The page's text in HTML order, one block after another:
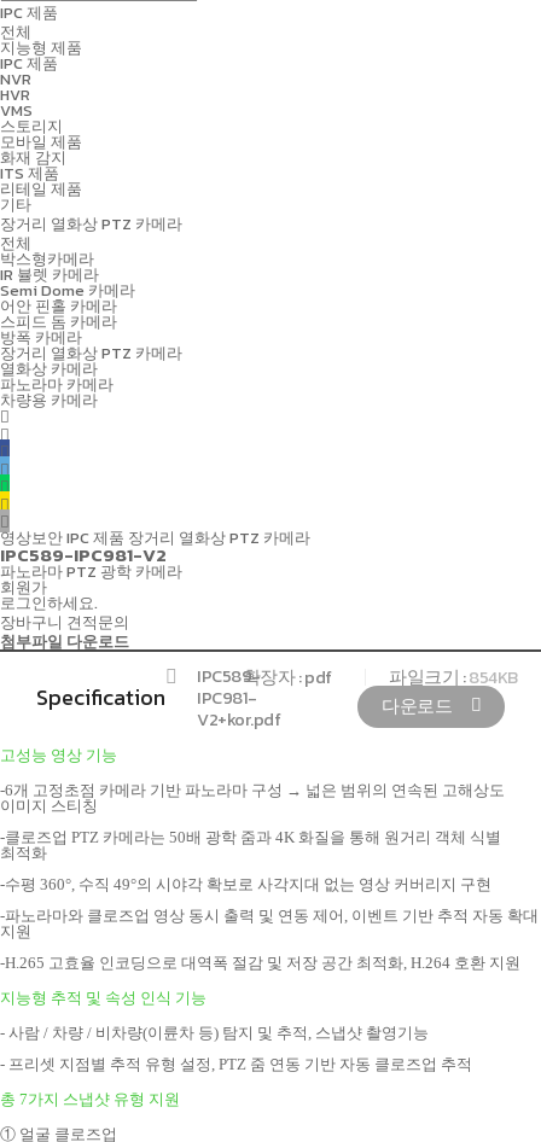
IPC 제품
전체
지능형 제품
IPC 제품
NVR
HVR
VMS
스토리지
모바일 제품
화재 감지
ITS 제품
리테일 제품
기타
장거리 열화상 PTZ 카메라
전체
박스형카메라
IR 뷸렛 카메라
Semi Dome 카메라
어안 핀홀 카메라
스피드 돔 카메라
방폭 카메라
장거리 열화상 PTZ 카메라
열화상 카메라
파노라마 카메라
차량용 카메라
영상보안IPC 제품 장거리 열화상 PTZ 카메라
IPC589-IPC981-V2
파노라마 PTZ 광학 카메라
회원가
로그인하세요.
장바구니 견적문의
첨부파일 다운로드
Specification
IPC589-
IPC981-
V2+kor.pdf
확장자 :pdf 파일크기 :854KB
다운로드
고성능 영상 기능
-6개 고정초점 카메라 기반 파노라마 구성 → 넓은 범위의 연속된 고해상도
이미지 스티칭
-클로즈업 PTZ 카메라는 50배 광학 줌과 4K 화질을 통해 원거 리 객체 식별
최적화
-수평 360°, 수직 49°의 시야각 확보로 사각지대 없는 영상 커 버리지 구현
-파노라마와 클로즈업 영상 동시 출력 및 연동 제어, 이벤트 기 반 추적 자동 확대
지원
-H.265 고효율 인코딩으로 대역폭 절감 및 저장 공간 최적화, H.264 호환 지원
지능형 추적 및 속성 인식 기능
- 사람 / 차량 / 비차량(이륜차 등) 탐지 및 추적, 스냅샷 촬영기능
- 프리셋 지점별 추적 유형 설정, PTZ 줌 연동 기반 자동 클로즈업 추적
총 7가지 스냅샷 유형 지원
① 얼굴 클로즈업